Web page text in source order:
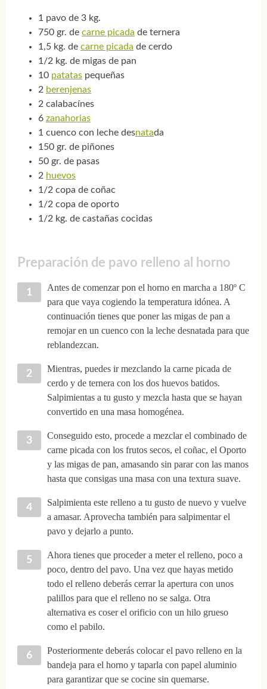
1 pavo de 3 kg.
750 gr. de carne picada de ternera
1,5 kg. de carne picada de cerdo
1/2 kg. de migas de pan
10 patataspequeñas
2 berenjenas
2 calabacínes
6 zanahorias
1 cuenco con leche desnatada
150 gr. de piñones
50 gr. de pasas
2 huevos
1/2 copa de coñac
1/2 copa de oporto
1/2 kg. de castañas cocidas
Preparación de pavo relleno al horno
Antes de comenzar pon el horno en marcha a 180º C
para que vaya cogiendo la temperatura idónea. A
continuación tienes que poner las migas de pan a
remojar en un cuenco con la leche desnatada para que
reblandezcan.
Mientras, puedes ir mezclando la carne picada de
cerdo y de ternera con los dos huevos batidos.
Salpimientas a tu gusto y mezcla hasta que se hayan
convertido en una masa homogénea.
Conseguido esto, procede a mezclar el combinado de
carne picada con los frutos secos, el coñac, el Oporto
y las migas de pan, amasando sin parar con las manos
hasta que consigas una masa con una textura suave.
Salpimienta este relleno a tu gusto de nuevo y vuelve
a amasar. Aprovecha también para salpimentar el
pavo y dejarlo a punto.
Ahora tienes que proceder a meter el relleno, poco a
poco, dentro del pavo. Una vez que hayas metido
todo el relleno deberás cerrar la apertura con unos
palillos para que el relleno no se salga. Otra
alternativa es coser el orificio con un hilo grueso
como el pabilo.
Posteriormente deberás colocar el pavo relleno en la
bandeja para el horno y taparla con papel aluminio
para garantizar que se cocine sin quemarse.